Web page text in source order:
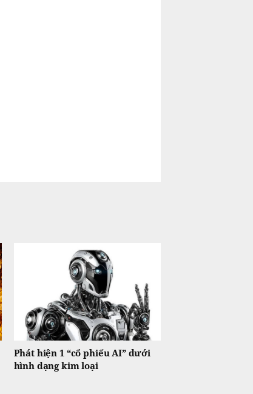
Phát hiện 1 “cổ phiếu AI” dưới
hình dạng kim loại